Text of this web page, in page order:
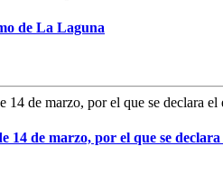
de La Laguna
14 de marzo, por el que se